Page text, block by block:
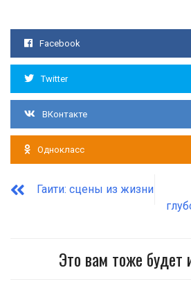
Facebook
Twitter
ВКонтакте
Однокласс
Гаити: сцены из жизни
Это вам тоже будет